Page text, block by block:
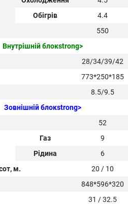
Обігрів
4.4
550
Внутрішній блокstrong>
28/34/39/42
773*250*185
8.5/9.5
Зовнішній блокstrong>
52
Газ
9
Рідина
6
м.
20 / 10
848*596*320
31 / 32.5